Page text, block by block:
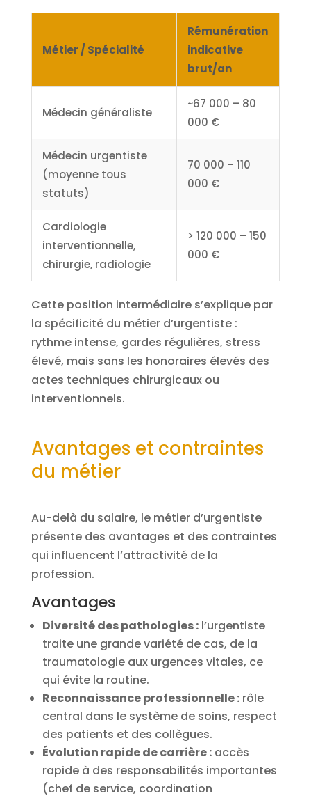
Métier / Spécialité
Rémunération
indicative
brut/an
Médecin généraliste
~67 000 – 80
000 €
Médecin urgentiste
(moyenne tous
statuts)
70 000 – 110
000 €
Cardiologie
interventionnelle,
chirurgie, radiologie
> 120 000 – 150
000 €
Cette position intermédiaire s’explique par
la spécificité du métier d’urgentiste :
rythme intense, gardes régulières, stress
élevé, mais sans les honoraires élevés des
actes techniques chirurgicaux ou
interventionnels.
Avantages et contraintes
du métier
Au-delà du salaire, le métier d’urgentiste
présente des avantages et des contraintes
qui influencent l’attractivité de la
profession.
Avantages
Diversité des pathologies :l’urgentiste
traite une grande variété de cas, de la
traumatologie aux urgences vitales, ce
qui évite la routine.
Reconnaissance professionnelle :rôle
central dans le système de soins, respect
des patients et des collègues.
Évolution rapide de carrière :accès
rapide à des responsabilités importantes
(chef de service, coordination